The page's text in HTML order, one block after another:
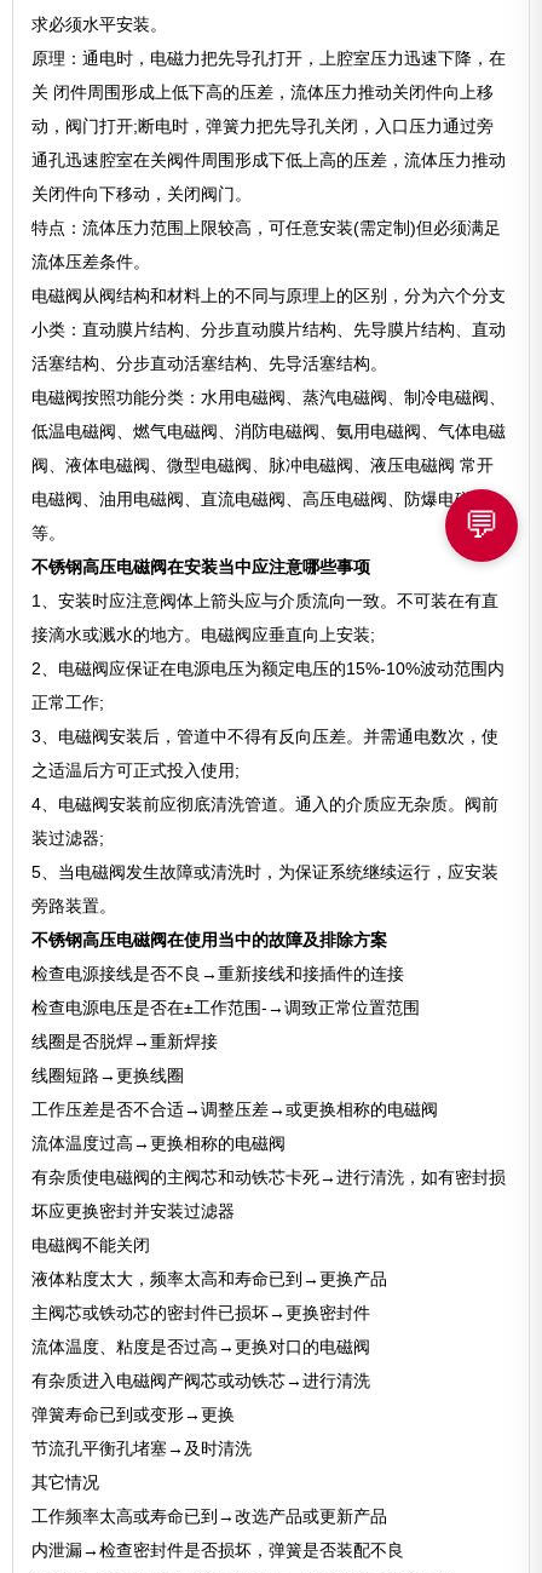
求必须水平安装。
原理：通电时，电磁力把先导孔打开，上腔室压力迅速下降，在
关 闭件周围形成上低下高的压差，流体压力推动关闭件向上移
动，阀门打开;断电时，弹簧力把先导孔关闭，入口压力通过旁
通孔迅速腔室在关阀件周围形成下低上高的压差，流体压力推动
关闭件向下移动，关闭阀门。
特点：流体压力范围上限较高，可任意安装(需定制)但必须满足
流体压差条件。
电磁阀从阀结构和材料上的不同与原理上的区别，分为六个分支
小类：直动膜片结构、分步直动膜片结构、先导膜片结构、直动
活塞结构、分步直动活塞结构、先导活塞结构。
电磁阀按照功能分类：水用电磁阀、蒸汽电磁阀、制冷电磁阀、
低温电磁阀、燃气电磁阀、消防电磁阀、氨用电磁阀、气体电磁
阀、液体电磁阀、微型电磁阀、脉冲电磁阀、液压电磁阀 常开
电磁阀、油用电磁阀、直流电磁阀、高压电磁阀、防爆电磁阀
等。
不锈钢高压电磁阀在安装当中应注意哪些事项
1、安装时应注意阀体上箭头应与介质流向一致。不可装在有直
接滴水或溅水的地方。电磁阀应垂直向上安装;
2、电磁阀应保证在电源电压为额定电压的15%-10%波动范围内
正常工作;
3、电磁阀安装后，管道中不得有反向压差。并需通电数次，使
之适温后方可正式投入使用;
4、电磁阀安装前应彻底清洗管道。通入的介质应无杂质。阀前
装过滤器;
5、当电磁阀发生故障或清洗时，为保证系统继续运行，应安装
旁路装置。
不锈钢高压电磁阀在使用当中的故障及排除方案
检查电源接线是否不良→重新接线和接插件的连接
检查电源电压是否在±工作范围-→调致正常位置范围
线圈是否脱焊→重新焊接
线圈短路→更换线圈
工作压差是否不合适→调整压差→或更换相称的电磁阀
流体温度过高→更换相称的电磁阀
有杂质使电磁阀的主阀芯和动铁芯卡死→进行清洗，如有密封损
坏应更换密封并安装过滤器
电磁阀不能关闭
液体粘度太大，频率太高和寿命已到→更换产品
主阀芯或铁动芯的密封件已损坏→更换密封件
流体温度、粘度是否过高→更换对口的电磁阀
有杂质进入电磁阀产阀芯或动铁芯→进行清洗
弹簧寿命已到或变形→更换
节流孔平衡孔堵塞→及时清洗
其它情况
工作频率太高或寿命已到→改选产品或更新产品
内泄漏→检查密封件是否损坏，弹簧是否装配不良
💬